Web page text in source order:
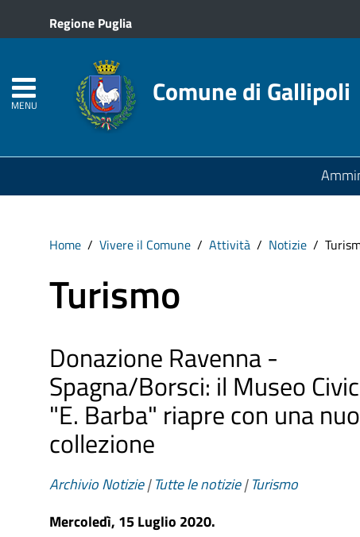
Regione Puglia
MENU Comune di Gallipoli
Home Vivere il Comune Attività Notizie
Turismo
Donazione Ravenna -
Spagna/Borsci: il Museo
"E. Barba" riapre con una
collezione
Archivio Notizie|Tutte le notizie|Turismo
Mercoledì, 15 Luglio 2020.